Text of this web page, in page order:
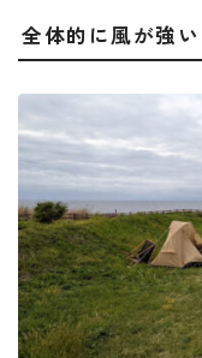
全体的に風が強い